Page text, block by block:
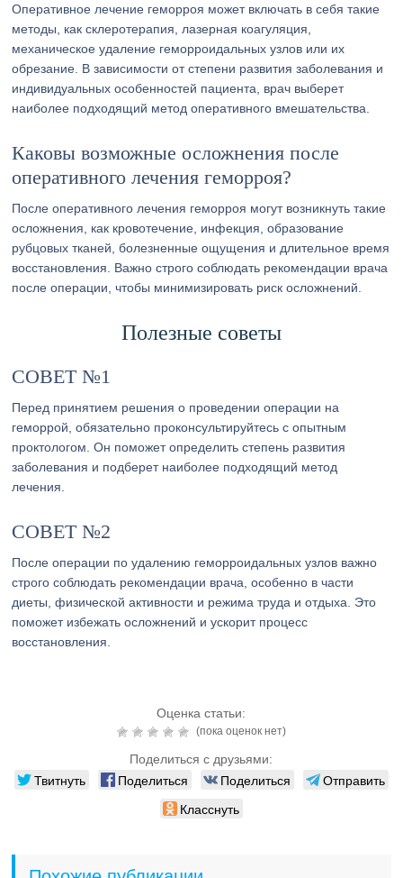
Оперативное лечение геморроя может включать в себя такие
методы, как склеротерапия, лазерная коагуляция,
механическое удаление геморроидальных узлов или их
обрезание. В зависимости от степени развития заболевания и
индивидуальных особенностей пациента, врач выберет
наиболее подходящий метод оперативного вмешательства.
Каковы возможные осложнения после
оперативного лечения геморроя?
После оперативного лечения геморроя могут возникнуть такие
осложнения, как кровотечение, инфекция, образование
рубцовых тканей, болезненные ощущения и длительное время
восстановления. Важно строго соблюдать рекомендации врача
после операции, чтобы минимизировать риск осложнений.
Полезные советы
СОВЕТ №1
Перед принятием решения о проведении операции на
геморрой, обязательно проконсультируйтесь с опытным
проктологом. Он поможет определить степень развития
заболевания и подберет наиболее подходящий метод
лечения.
СОВЕТ №2
После операции по удалению геморроидальных узлов важно
строго соблюдать рекомендации врача, особенно в части
диеты, физической активности и режима труда и отдыха. Это
поможет избежать осложнений и ускорит процесс
восстановления.
Оценка статьи:
(пока оценок нет)
Поделиться с друзьями:
Твитнуть Поделиться Поделиться
Отправить
Класснуть